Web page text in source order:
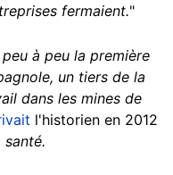
fermaient."
à peu la première
un tiers de la
dans les mines de
l'historien en 2012
santé.